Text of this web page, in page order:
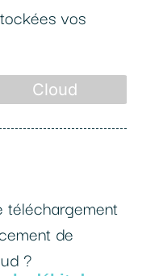
vos
Cloud
téléchargement
de
?